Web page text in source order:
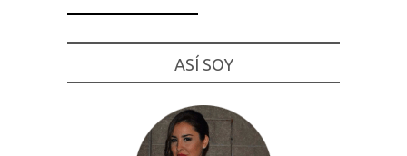
ASÍ SOY
cookies no